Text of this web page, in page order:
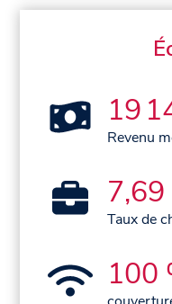
19
Revenu
7,69
Taux de
100